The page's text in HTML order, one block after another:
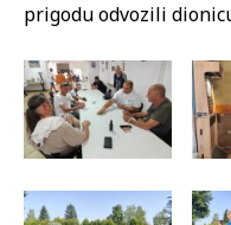
prigodu odvozili